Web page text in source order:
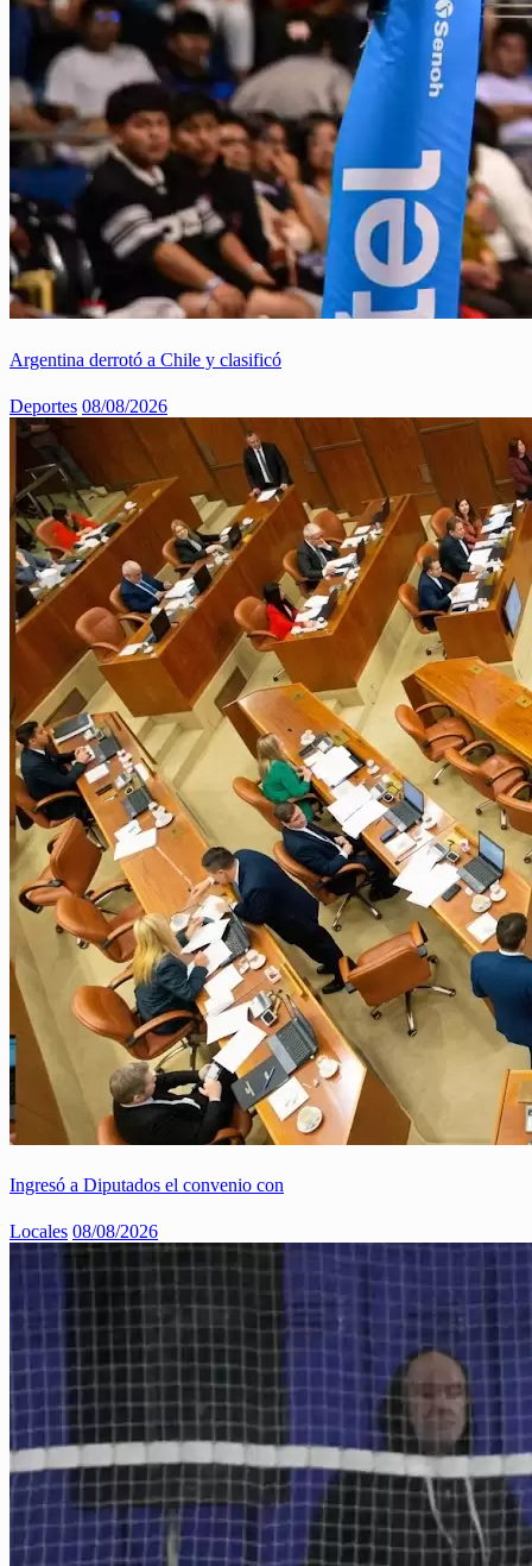
Argentina derrotó a Chile y clasificó
Deportes 08/08/2026
Ingresó a Diputados el convenio con
Locales 08/08/2026